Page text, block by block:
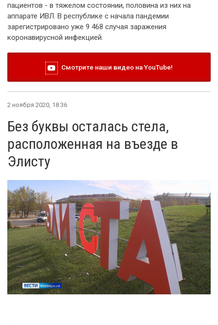
пациентов - в тяжелом состоянии, половина из них на
аппарате ИВЛ. В республике с начала пандемии
зарегистрировано уже 9 468 случая заражения
коронавирусной инфекцией.
Смотрите наши видео на YouTube!
2 ноября 2020, 18:36
Без буквы осталась стела,
расположенная на въезде в
Элисту